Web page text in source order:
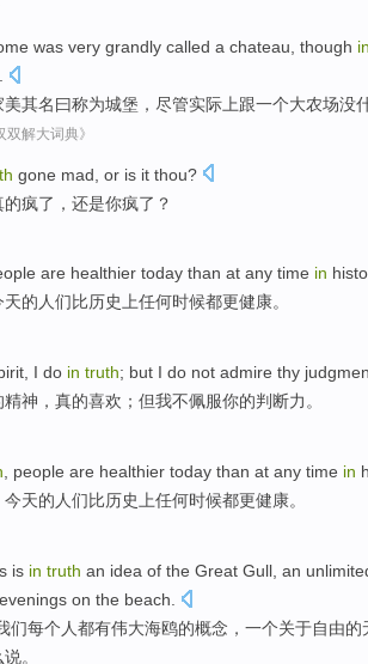
was very grandly called a chateau though in
美其名曰称为城堡 ， 尽管实际上跟一个大农场没
双解大词典》
gone mad or is it thou?
的疯了， 还是你疯了？
are healthier today than at any time in
天的人们比历史上任何时候都更健康。
, I do in truth; but I do not admire thy
精神 ， 真的喜欢； 但我不佩服你的判断力 。
people are healthier today than at any time in
今天的 人们比历史 上任何时候都更健康。
is in truth an idea of the Great Gull an
evenings on the beach
们每个人都有伟大海鸥的概念 ， 一个关于自由的
说。